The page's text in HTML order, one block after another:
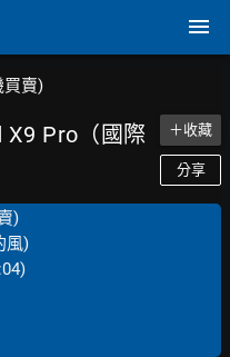
買賣)
X9 Pro（國際
＋收藏
分享
)
風)